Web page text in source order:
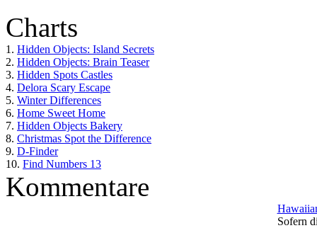
Charts
1. Hidden Objects: Island Secrets
2. Hidden Objects: Brain Teaser
3. Hidden Spots Castles
4. Delora Scary Escape
5. Winter Differences
6. Home Sweet Home
7. Hidden Objects Bakery
8. Christmas Spot the Difference
9. D-Finder
10. Find Numbers 13
Kommentare
Sofern